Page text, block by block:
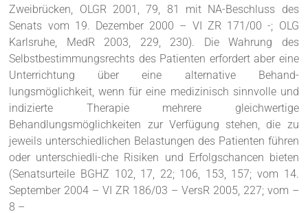
Zweibrücken, OLGR 2001, 79, 81 mit NA-Beschluss des
Senats vom 19. Dezember 2000 – VI ZR 171/00 -; OLG
Karlsruhe, MedR 2003, 229, 230). Die Wahrung des
Selbstbestimmungsrechts des Patienten erfordert aber eine
Unterrichtung über eine alternative Behand-
lungsmöglichkeit, wenn für eine medizinisch sinnvolle und
indizierte Therapie mehrere gleichwertige
Behandlungsmöglichkeiten zur Verfügung stehen, die zu
jeweils unterschiedlichen Belastungen des Patienten führen
oder unterschiedli-che Risiken und Erfolgschancen bieten
(Senatsurteile BGHZ 102, 17, 22; 106, 153, 157; vom 14.
September 2004 – VI ZR 186/03 – VersR 2005, 227; vom –
8 –